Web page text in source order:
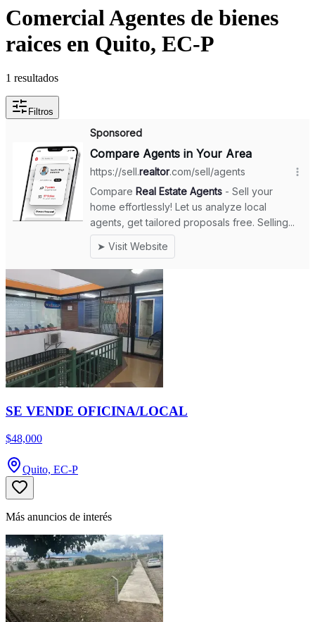
Comercial Agentes de bienes
raices en Quito, EC-P
1 resultados
Filtros
SE VENDE OFICINA/LOCAL
$48,000
Quito, EC-P
Más anuncios de interés